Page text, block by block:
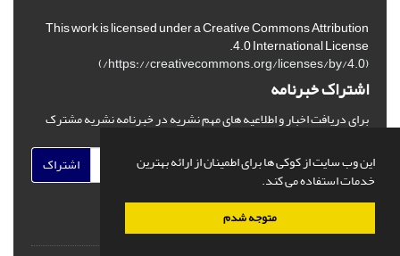
این وب سایت از کوکی ها برای اطمینان از ارائه بهترین
خدمات استفاده می کند.
متوجه شدم
This work is licensed under a Creative Commons Attribution
4.0 International License.
(
https://creativecommons.org/licenses/by/4.0/
)
اشتراک خبرنامه
برای دریافت اخبار و اطلاعیه های مهم نشریه در خبرنامه نشریه مشترک
اشتراک